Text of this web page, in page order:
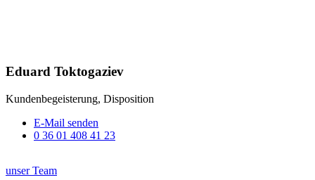
Eduard Toktogaziev
Kundenbegeisterung, Disposition
E-Mail senden
0 36 01 408 41 23
unser Team